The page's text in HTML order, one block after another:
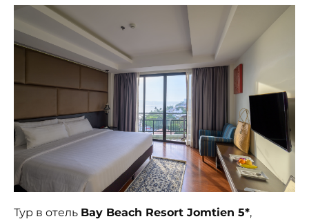
Тур в отель Bay Beach Resort Jomtien 5*,